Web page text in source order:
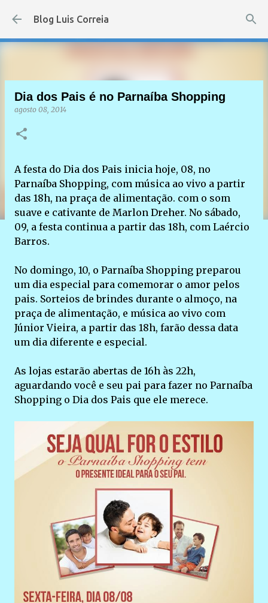
Pular para o conteúdo principal
Blog Luis Correia
Dia dos Pais é no Parnaíba Shopping
agosto 08, 2014
A festa do Dia dos Pais inicia hoje, 08, no
Parnaíba Shopping, com música ao vivo a partir
das 18h, na praça de alimentação. com o som
suave e cativante de Marlon Dreher. No sábado,
09, a festa continua a partir das 18h, com Laércio
Barros.
No domingo, 10, o Parnaíba Shopping preparou
um dia especial para comemorar o amor pelos
pais. Sorteios de brindes durante o almoço, na
praça de alimentação, e música ao vivo com
Júnior Vieira, a partir das 18h, farão dessa data
um dia diferente e especial.
As lojas estarão abertas de 16h às 22h,
aguardando você e seu pai para fazer no Parnaíba
Shopping o Dia dos Pais que ele merece.